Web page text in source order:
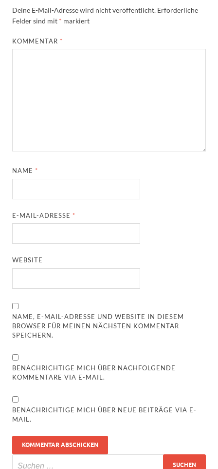
Deine E-Mail-Adresse wird nicht veröffentlicht. Erforderliche
Felder sind mit * markiert
KOMMENTAR *
NAME *
E-MAIL-ADRESSE *
WEBSITE
NAME, E-MAIL-ADRESSE UND WEBSITE IN DIESEM
BROWSER FÜR MEINEN NÄCHSTEN KOMMENTAR
SPEICHERN.
BENACHRICHTIGE MICH ÜBER NACHFOLGENDE
KOMMENTARE VIA E-MAIL.
BENACHRICHTIGE MICH ÜBER NEUE BEITRÄGE VIA E-
MAIL.